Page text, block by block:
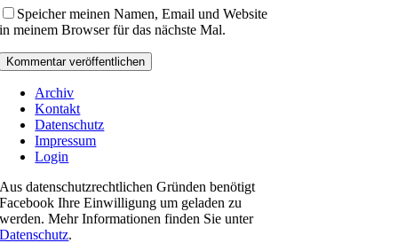
Speicher meinen Namen, Email und Website
in meinem Browser für das nächste Mal.
Archiv
Kontakt
Datenschutz
Impressum
Login
Aus datenschutzrechtlichen Gründen benötigt
Facebook Ihre Einwilligung um geladen zu
werden. Mehr Informationen finden Sie unter
Datenschutz.